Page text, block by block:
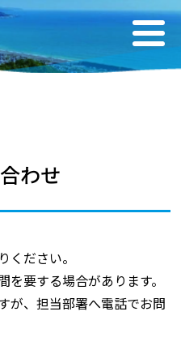
わせ
ください。
要する場合があります。
が、担当部署へ電話でお問